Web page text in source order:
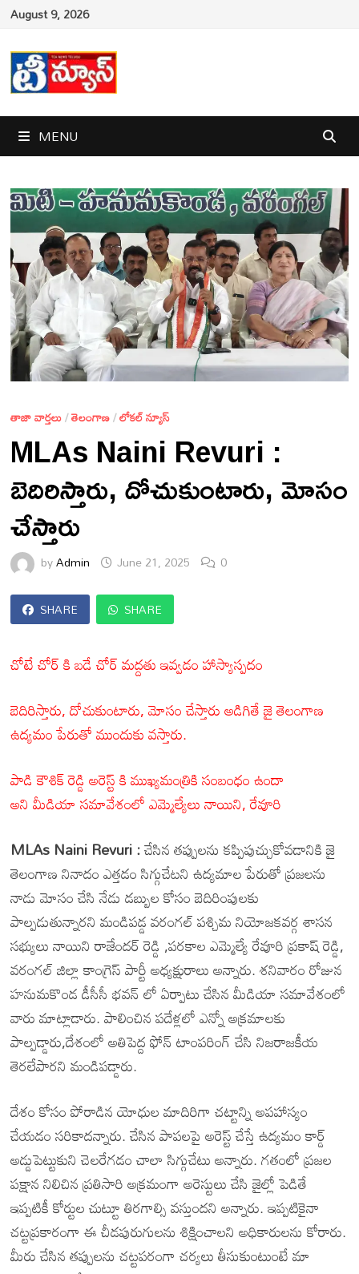
Skip
content
August 9, 2026
MENU
తాజా వార్తలు/తెలంగాణ/లోకల్ న్యూస్
MLAs Naini Revuri :
బెదిరిస్తారు, దోచుకుంటారు, మోసం
చేస్తారు
byAdmin June 21, 2025 0
SHARE SHARE
చోటే చోర్ కి బడే చోర్ మద్దతు ఇవ్వడం హాస్యాస్పదం
బెదిరిస్తారు, దోచుకుంటారు, మోసం చేస్తారు అడిగితే జై తెలంగాణ
ఉద్యమం పేరుతో ముందుకు వస్తారు.
పాడి కౌశిక్ రెడ్డి అరెస్ట్ కి ముఖ్యమంత్రికి సంబంధం ఉందా
అని మీడియా సమావేశంలో ఎమ్మెల్యేలు నాయిని, రేవూరి
MLAs Naini Revuri :చేసిన తప్పులను కప్పిపుచ్చుకోవడానికి జై
తెలంగాణ నినాదం ఎత్తడం సిగ్గుచేటని ఉద్యమాల పేరుతో ప్రజలను
నాడు మోసం చేసి నేడు డబ్బుల కోసం బెదిరింపులకు
పాల్పడుతున్నారని మండిపడ్డ వరంగల్ పశ్చిమ నియోజకవర్గ శాసన
సభ్యులు నాయిని రాజేందర్ రెడ్డి ,పరకాల ఎమ్మెల్యే రేవూరి ప్రకాష్ రెడ్డి,
వరంగల్ జిల్లా కాంగ్రెస్ పార్టీ అధ్యక్షురాలు అన్నారు. శనివారం రోజున
హనుమకొండ డీసీసీ భవన్ లో ఏర్పాటు చేసిన మీడియా సమావేశంలో
వారు మాట్లాడారు. పాలించిన పదేళ్లలో ఎన్నో అక్రమాలకు
పాల్పడ్డారు,దేశంలో అతిపెద్ద ఫోన్ టాంపరింగ్ చేసి నిజరాజకీయ
తెరలేపారని మండిపడ్డారు.
దేశం కోసం పోరాడిన యోధుల మాదిరిగా చట్టాన్ని అపహాస్యం
చేయడం సరికాదన్నారు. చేసిన పాపలపై అరెస్ట్ చేస్తే ఉద్యమం కార్డ్
అడ్డుపెట్టుకుని చెలరేగడం చాలా సిగ్గుచేటు అన్నారు. గతంలో ప్రజల
పక్షాన నిలిచిన ప్రతిసారి అక్రమంగా అరెస్టులు చేసి జైల్లో పెడితే
ఇప్పటికీ కోర్టుల చుట్టూ తిరగాల్సి వస్తుందని అన్నారు. ఇప్పటికైనా
చట్టప్రకారంగా ఈ చీడపురుగులను శిక్షించాలని అధికారులను కోరారు.
మీరు చేసిన తప్పులను చట్టపరంగా చర్యలు తీసుకుంటుంటే మా